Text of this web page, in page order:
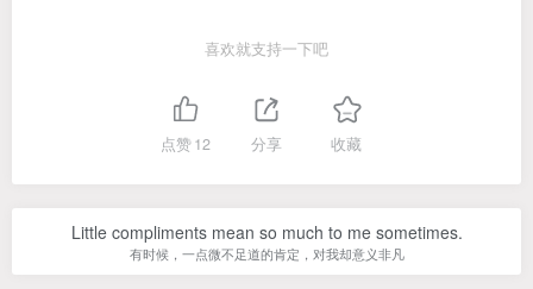
喜欢就支持一下吧
点赞12 分享 收藏
Little compliments mean so much to me sometimes.
有时候，一点微不足道的肯定，对我却意义非凡